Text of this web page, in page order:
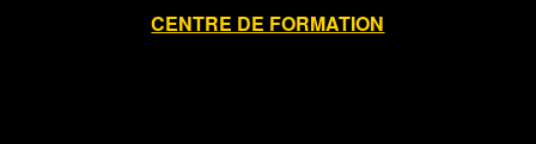
CENTRE DE FORMATION